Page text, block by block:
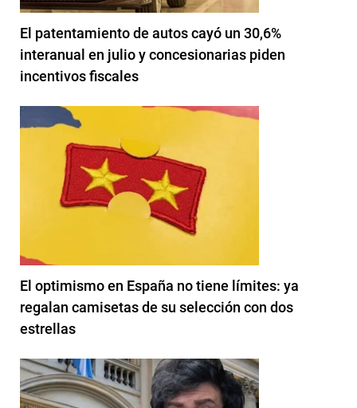
El patentamiento de autos cayó un 30,6%
interanual en julio y concesionarias piden
incentivos fiscales
El optimismo en España no tiene límites: ya
regalan camisetas de su selección con dos
estrellas